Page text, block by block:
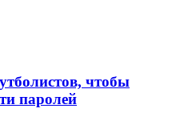
чтобы
паролей